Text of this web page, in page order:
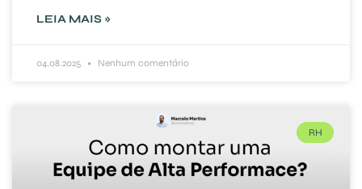
LEIA MAIS »
04.08.2025 Nenhum comentário
RH